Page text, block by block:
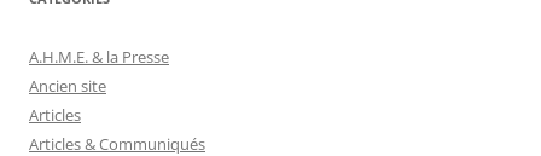
A.H.M.E. & la Presse
Ancien site
Articles
Articles & Communiqués